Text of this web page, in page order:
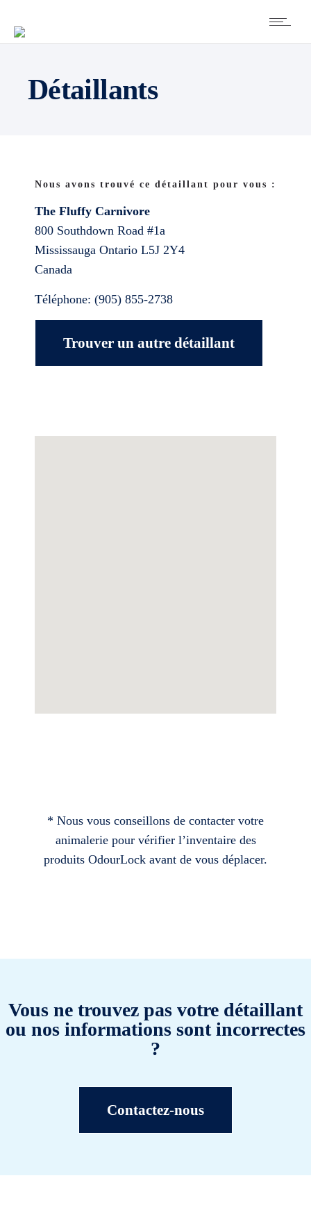
Détaillants
Nous avons trouvé ce détaillant pour vous :
The Fluffy Carnivore
800 Southdown Road #1a
Mississauga Ontario L5J 2Y4
Canada
Téléphone: (905) 855-2738
Trouver un autre détaillant
* Nous vous conseillons de contacter votre
animalerie pour vérifier l’inventaire des
produits OdourLock avant de vous déplacer.
Vous ne trouvez pas votre détaillant
ou nos informations sont incorrectes
?
Contactez-nous